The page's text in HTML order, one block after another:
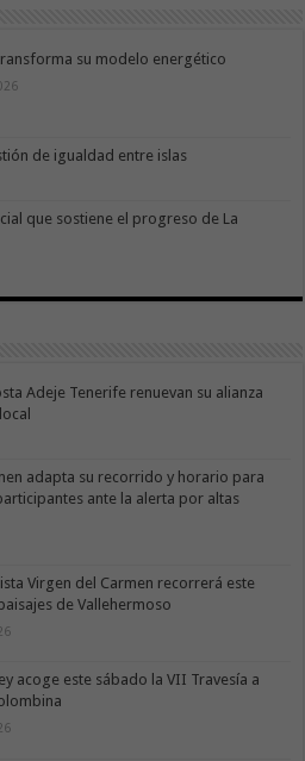
su modelo energético
de igualdad entre islas
que sostiene el progreso de La
Adeje Tenerife renuevan su alianza
adapta su recorrido y horario para
ante la alerta por altas
Virgen del Carmen recorrerá este
de Vallehermoso
acoge este sábado la VII Travesía a